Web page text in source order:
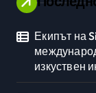
Екипът на
изкуствен